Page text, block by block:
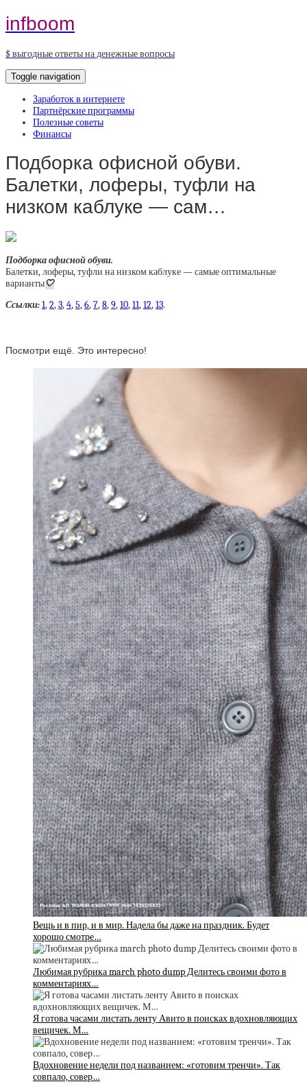
infboom
$ выгодные ответы на денежные вопросы
Toggle navigation
Заработок в интернете
Партнёрские программы
Полезные советы
Финансы
Подборка офисной обуви.
Балетки, лоферы, туфли на
низком каблуке — сам…
Подборка офисной обуви.
Балетки, лоферы, туфли на низком каблуке — самые оптимальные
варианты🤍
Ссылки:1,2,3,4,5,6,7,8,9,10,11,12,13.
Посмотри ещё. Это интересно!
Вещь и в пир, и в мир. Надела бы даже на праздник. Будет
хорошо смотре…
Любимая рубрика march photo dump Делитесь своими фото в
комментариях…
Я готова часами листать ленту Авито в поисках вдохновляющих
вещичек. М…
Вдохновение недели под названием: «готовим тренчи». Так
совпало, совер…